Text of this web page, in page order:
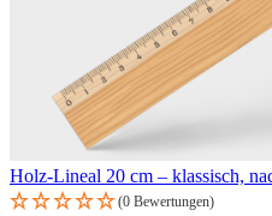
Holz-Lineal 20 cm – klassisch,
(0 Bewertungen)